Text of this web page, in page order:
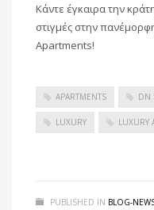
Κάντε έγκαιρα την
στιγμές στην
Apartments!
APARTMENTS DN
LUXURY LUXURY
PUBLISHED IN BLOG-